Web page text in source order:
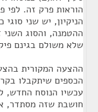
הוראות פרק זה. לפי
הניקיון, יש שני
ההטמנה, והסוג
שלא משולם בגינם
ההצעה המקורית
הכספים שיתקבלו
עכשיו הנוסח החדש,
חושבת שזה מסתדר,